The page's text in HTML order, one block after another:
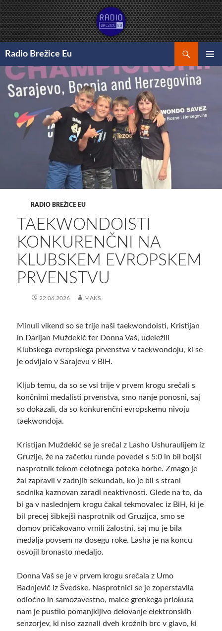
Preskoči
na
vsebino
Radio Brežice Eu
GLAVNI
RADIO BREŽICE EU
TAEKWONDOISTI
KONKURENČNI NA
KLUBSKEM EVROPSKEM
PRVENSTVU
22.06.2026 MAKS
Minuli vikend so se trije naši taekwondoisti, Kristijan
in Darijan Muždekić ter Donna Vaš, udeležili
Klubskega evropskega prvenstva v taekwondoju, ki se
je odvijalo v Sarajevu v BiH.
Kljub temu, da so se vsi trije v prvem krogu srečali s
končnimi medalisti prvenstva, smo nanje ponosni, saj
so dokazali, da so konkurenčni evropskemu nivoju
taekwondoja.
Kristijan Muždekić se je srečal z Lasho Ushuraulijem iz
Gruzije, že na začetku runde povedel s 5:0 in bil boljši
nasprotnik tekom celotnega poteka borbe. Zmago je
žal zapravil v zadnjih sekundah, ko je bil s strani
sodnika kaznovan zaradi neaktivnosti. Glede na to, da
bi ga v naslednjem krogu čakal tekmovalec iz BiH, ki je
bil precej šibkejši nasprotnik od Gruzijca, smo se
domov pričakovano vrnili žalostni, saj mu je bila
medalja povsem na dosegu roke. Lasha je na koncu
osvojil bronasto medaljo.
Donna Vaš se je v prvem krogu srečala z Umo
Badnjevič iz Švedske. Nasprotnici se je zoperstavila
odločno in samozavestno, malce grenkega priokusa
nam je pustilo pomanjkljivo delovanje elektronskih
senzorjev, ki niso zaznali dveh krožnih brc v glavo, ki